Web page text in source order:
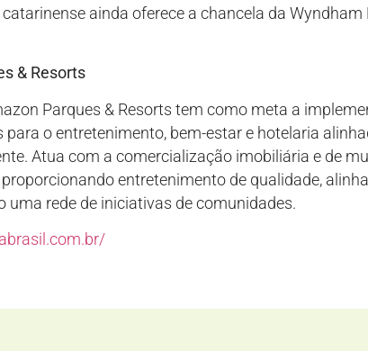
ainda oferece a chancela da
& Resorts
Parques & Resorts tem como meta a
para o entretenimento, bem-estar e hotelaria
Atua com a comercialização imobiliária e de
entretenimento de qualidade,
uma rede de iniciativas de comunidades.